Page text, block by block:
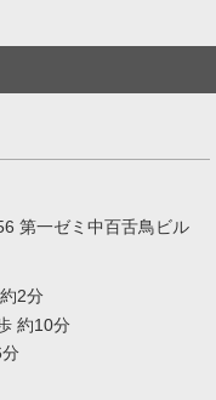
第一ゼミ中百舌鳥ビル
2分
約10分